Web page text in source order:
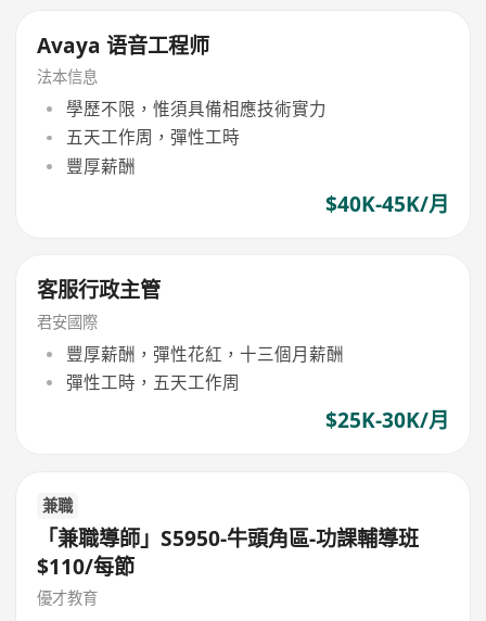
Avaya 语音工程师
法本信息
學歷不限，惟須具備相應技術實力
五天工作周，彈性工時
豐厚薪酬
$40K-45K/月
客服行政主管
君安國際
豐厚薪酬，彈性花紅，十三個月薪酬
彈性工時，五天工作周
$25K-30K/月
兼職
「兼職導師」S5950-牛頭角區-功課輔導班
$110/每節
優才教育